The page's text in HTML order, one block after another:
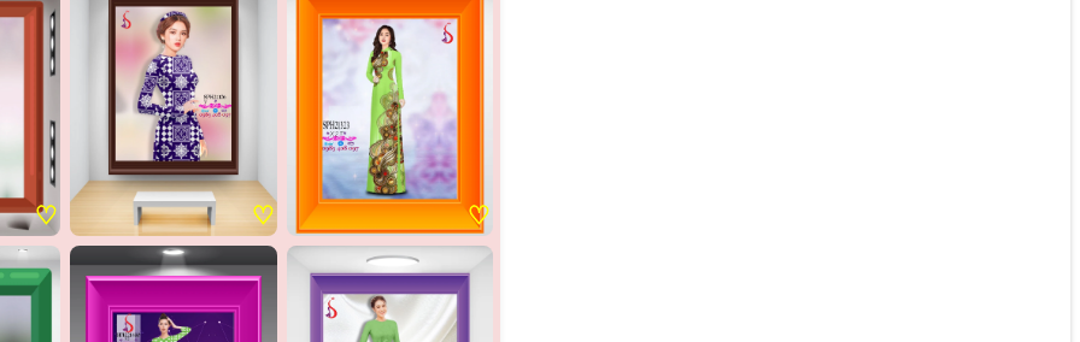
♡ ♡ ♡